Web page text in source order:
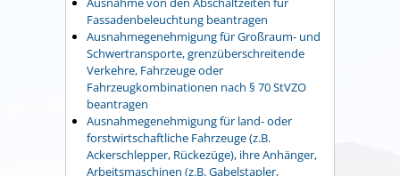
Fassadenbeleuchtung beantragen
Ausnahmegenehmigung für Großraum- und
Schwertransporte, grenzüberschreitende
Verkehre, Fahrzeuge oder
Fahrzeugkombinationen nach § 70 StVZO
beantragen
Ausnahmegenehmigung für land- oder
forstwirtschaftliche Fahrzeuge (z.B.
Ackerschlepper, Rückezüge), ihre Anhänger,
Arbeitsmaschinen (z.B. Gabelstapler,